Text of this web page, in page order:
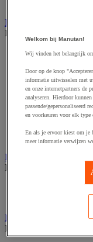
Barrière- en
Bekijk de hele
Afzetpaal met
Afzetpaal met
Afzetpaal met
Beschermende
Beschermende
Modulaire
Signaalketting
Bescherming en demper
Bekijk de hele
Hoek en profiel
Brandpreventie
Bekijk de hele
Welkom bij Manutan!
Wij vinden het belangrijk
Door op de knop
informatie uitwisselen met
en onze internetpartners de
analyseren. Hierdoor
passende/gepersonaliseerd
en voorkeuren voor elk
En als je ervoor kiest om je
meer informatie verwijzen